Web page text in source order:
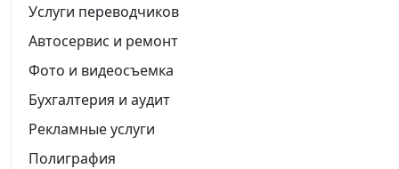
Услуги переводчиков
Автосервис и ремонт
Фото и видеосъемка
Бухгалтерия и аудит
Рекламные услуги
Полиграфия